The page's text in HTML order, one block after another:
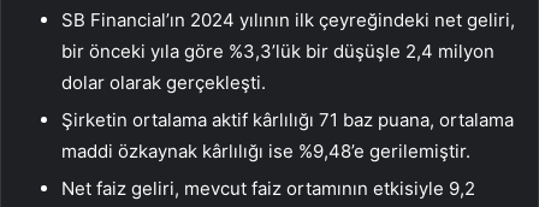
SB Financial’ın 2024 yılının ilk çeyreğindeki net geliri,
bir önceki yıla göre %3,3’lük bir düşüşle 2,4 milyon
dolar olarak gerçekleşti.
Şirketin ortalama aktif kârlılığı 71 baz puana, ortalama
maddi özkaynak kârlılığı ise %9,48’e gerilemiştir.
Net faiz geliri, mevcut faiz ortamının etkisiyle 9,2